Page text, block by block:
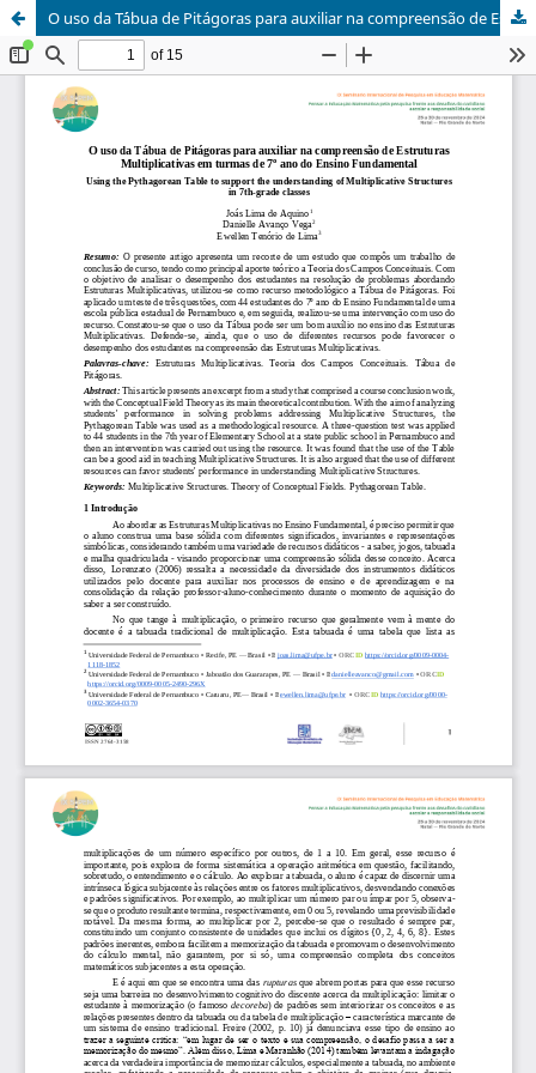
O uso da T´ábua de Pitágoras para auxiliar na compreensão de Estruturas Multiplicativas em turmas de 7° ano do Ensino Fundamental